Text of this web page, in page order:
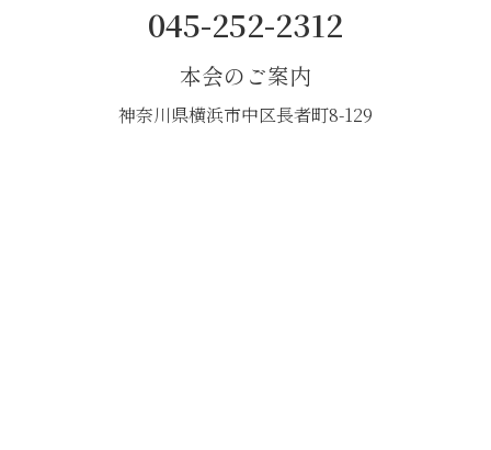
045-252-2312
本会のご案内
神奈川県横浜市中区長者町8-129